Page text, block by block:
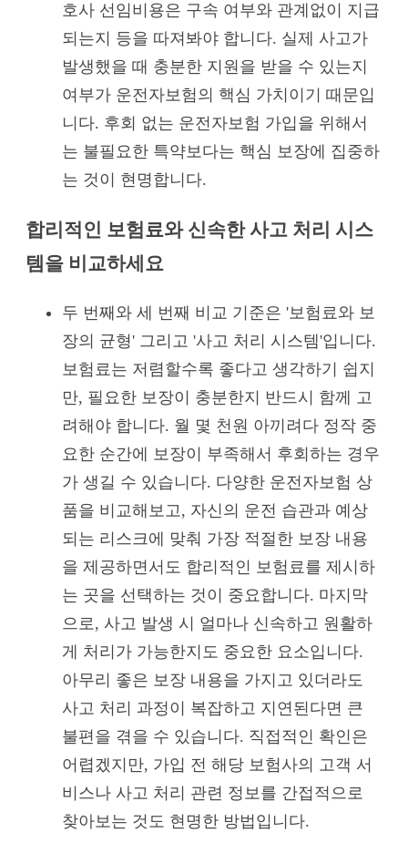
호사 선임비용은 구속 여부와 관계없이 지급
되는지 등을 따져봐야 합니다. 실제 사고가
발생했을 때 충분한 지원을 받을 수 있는지
여부가 운전자보험의 핵심 가치이기 때문입
니다. 후회 없는 운전자보험 가입을 위해서
는 불필요한 특약보다는 핵심 보장에 집중하
는 것이 현명합니다.
합리적인 보험료와 신속한 사고 처리 시스
템을 비교하세요
두 번째와 세 번째 비교 기준은 '보험료와 보
장의 균형' 그리고 '사고 처리 시스템'입니다.
보험료는 저렴할수록 좋다고 생각하기 쉽지
만, 필요한 보장이 충분한지 반드시 함께 고
려해야 합니다. 월 몇 천원 아끼려다 정작 중
요한 순간에 보장이 부족해서 후회하는 경우
가 생길 수 있습니다. 다양한 운전자보험 상
품을 비교해보고, 자신의 운전 습관과 예상
되는 리스크에 맞춰 가장 적절한 보장 내용
을 제공하면서도 합리적인 보험료를 제시하
는 곳을 선택하는 것이 중요합니다. 마지막
으로, 사고 발생 시 얼마나 신속하고 원활하
게 처리가 가능한지도 중요한 요소입니다.
아무리 좋은 보장 내용을 가지고 있더라도
사고 처리 과정이 복잡하고 지연된다면 큰
불편을 겪을 수 있습니다. 직접적인 확인은
어렵겠지만, 가입 전 해당 보험사의 고객 서
비스나 사고 처리 관련 정보를 간접적으로
찾아보는 것도 현명한 방법입니다.